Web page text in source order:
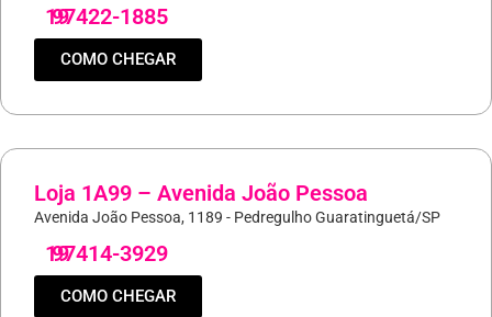
19
97422-1885
COMO CHEGAR
Loja 1A99 – Avenida João Pessoa
Avenida João Pessoa, 1189 - Pedregulho Guaratinguetá/SP
19
97414-3929
COMO CHEGAR